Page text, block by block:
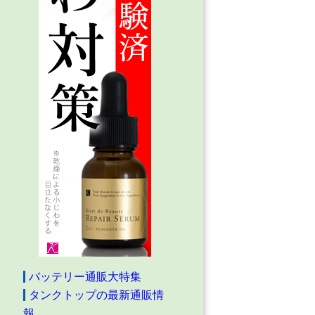
バッテリー通販大特集
タンクトップの最新通販情